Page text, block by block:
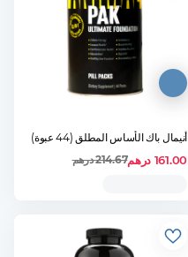
أنيمال باك الأساس المطلق (44 عبوة)
161.00 درهم214.67درهم